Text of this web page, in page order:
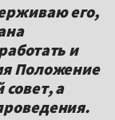
его,
и
Положение
а